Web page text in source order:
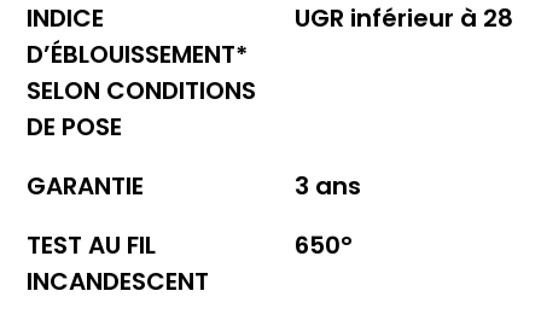
INDICE
D’ÉBLOUISSEMENT*
SELON CONDITIONS
DE POSE
UGR inférieur à 28
GARANTIE
3 ans
TEST AU FIL
INCANDESCENT
650°